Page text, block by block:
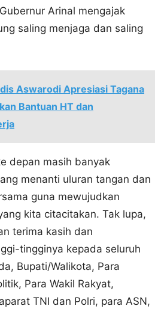
Arinal mengajak
saling menjaga dan saling
Aswarodi Apresiasi Tagana
Bantuan HT dan
depan masih banyak
menanti uluran tangan dan
guna mewujudkan
kita citacitakan. Tak lupa,
terima kasih dan
tingginya kepada seluruh
Bupati/Walikota, Para
Para Wakil Rakyat,
TNI dan Polri, para ASN,